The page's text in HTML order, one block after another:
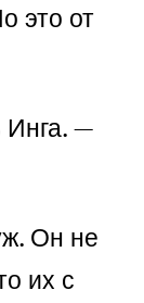
это от
—
Он не
их с